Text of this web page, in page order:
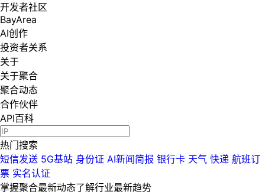
开发者社区
BayArea
AI创作
投资者关系
关于
关于聚合
聚合动态
合作伙伴
API百科
热门搜索
短信发送 5G基站 身份证 AI新闻简报 银行卡 天气 快递 航班订
票 实名认证
掌握聚合最新动态了解行业最新趋势